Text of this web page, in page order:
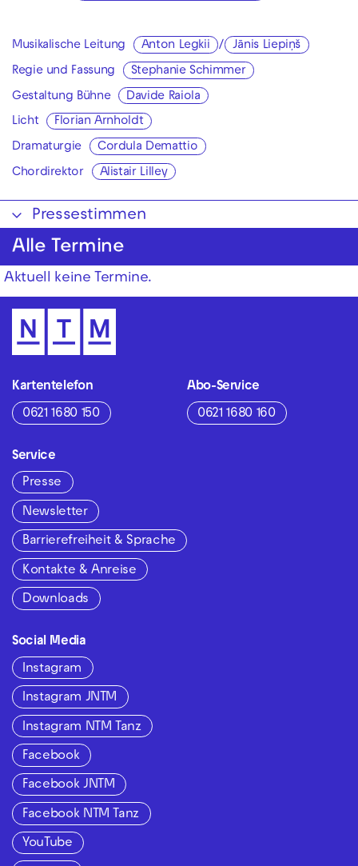
Musikalische Leitung Anton Legkii / Jānis Liepiņš
Regie und Fassung Stephanie Schimmer
Gestaltung Bühne Davide Raiola
Licht Florian Arnholdt
Dramaturgie Cordula Demattio
Chordirektor Alistair Lilley
Pressestimmen
Alle Termine
Aktuell keine Termine.
Kartentelefon
0621 1680 150
Abo-Service
0621 1680 160
Service
Presse
Newsletter
Barrierefreiheit & Sprache
Kontakte & Anreise
Downloads
Social Media
Instagram
Instagram JNTM
Instagram NTM Tanz
Facebook
Facebook JNTM
Facebook NTM Tanz
YouTube